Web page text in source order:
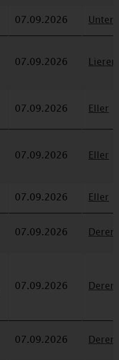
07.09.2026
07.09.2026
07.09.2026 Eller
07.09.2026 Eller
07.09.2026
Eller
07.09.2026
07.09.2026
07.09.2026